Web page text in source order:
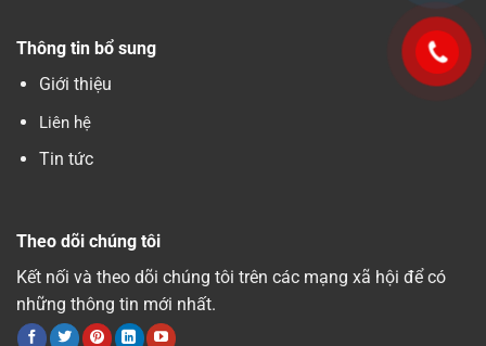
Thông tin bổ sung
Giới thiệu
Liên hệ
Tin tức
Theo dõi chúng tôi
Kết nối và theo dõi chúng tôi trên các mạng xã hội để có
những thông tin mới nhất.